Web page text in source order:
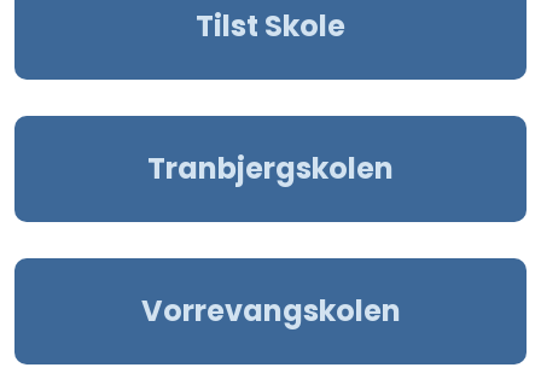
Tilst Skole
Tranbjergskolen
Vorrevangskolen